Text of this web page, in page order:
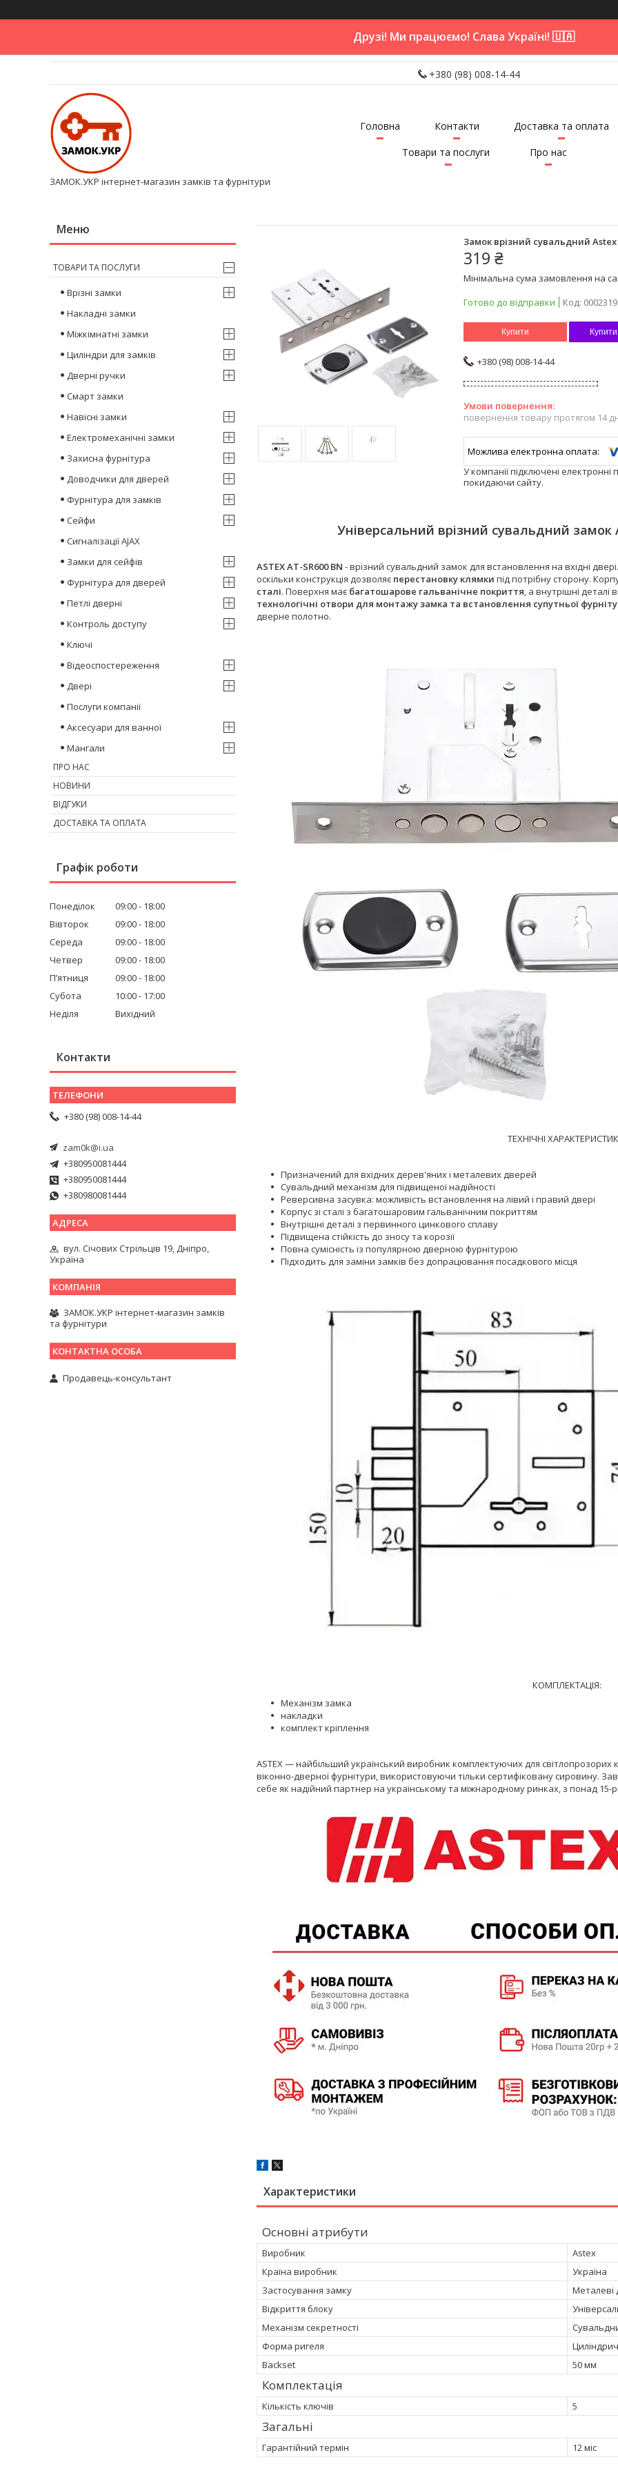
Друзі! Ми працюємо! Слава Україні! 🇺🇦
+380 (98) 008-14-44
ЗАМОК.УКР інтернет-магазин замків та фурнітури
Головна Контакти
Доставка та оплата
Товари та послуги
Про нас
Замок врізний сувальдний Astex
319 ₴
Мінімальна сума замовлення на
Готово до відправки
Код:
Купити
+380 (98) 008-14-44
повернення товару протягом 14
У компанії підключені
покидаючи сайту.
Універсальний врізний сувальдний замок
ASTEX AT-SR600 BN - врізний сувальдний замок для встановлення на вхідні
оскільки конструкція дозволяє перестановку клямки під потрібну сторону.
сталі. Поверхня має багатошарове гальванічне покриття , а внутрішні деталі
технологічні отвори для монтажу замка та встановлення супутньої
дверне полотно.
ТЕХНІЧНІ
Призначений для вхідних дерев'яних і металевих дверей
Сувальдний механізм для підвищеної надійності
Реверсивна засувка: можливість встановлення на лівий і правий двері
Корпус зі сталі з багатошаровим гальванічним покриттям
Внутрішні деталі з первинного цинкового сплаву
Підвищена стійкість до зносу та корозії
Повна сумісність із популярною дверною фурнітурою
Підходить для заміни замків без допрацювання посадкового місця
КОМПЛЕКТАЦІЯ:
Механізм замка
накладки
комплект кріплення
ASTEX — найбільший український виробник комплектуючих для світлопрозорих
віконно-дверної фурнітури, використовуючи тільки сертифіковану сировину.
себе як надійний партнер на українському та міжнародному ринках, з понад 15-
Характеристики
Основні атрибути
Виробник
Astex
Країна виробник
Україна
Застосування замку
Металеві
Відкриття блоку
Механізм секретності
Форма ригеля
Backset
50 мм
Комплектація
Кількість ключів 5
Загальні
Гарантійний термін 12 міс
ТОВАРИ ТА ПОСЛУГИ
Врізні замки
Накладні замки
Міжкімнатні замки
Циліндри для замків
Дверні ручки
Смарт замки
Навісні замки
Електромеханічні замки
Захисна фурнітура
Доводчики для дверей
Фурнітура для замків
Сейфи
Сигналізації AJAX
Замки для сейфів
Фурнітура для дверей
Петлі дверні
Контроль доступу
Ключі
Відеоспостереження
Двері
Послуги компанії
Аксесуари для ванної
Мангали
ПРО НАС
НОВИНИ
ВІДГУКИ
ДОСТАВКА ТА ОПЛАТА
Графік роботи
Понеділок 09:00
18:00
Вівторок
09:00
18:00
Середа
09:00
18:00
Четвер
09:00
18:00
Пʼятниця
09:00
18:00
Субота
10:00
17:00
Неділя
Вихідний
Контакти
+380 (98) 008-14-44
zam0k@i.ua
+380950081444
+380950081444
+380980081444
вул. Січових Стрільців 19, Дніпро,
Україна
ЗАМОК.УКР інтернет-магазин замків
та фурнітури
Продавець-консультант